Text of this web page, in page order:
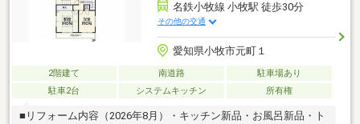
名鉄小牧線 小牧駅 徒歩30分
その他の交通
愛知県小牧市元町１
2階建て 南道路
駐車場あり
駐車2台
システムキッチン 所有権
■リフォーム内容（2026年8月）・キッチン新品・お風呂新品・ト